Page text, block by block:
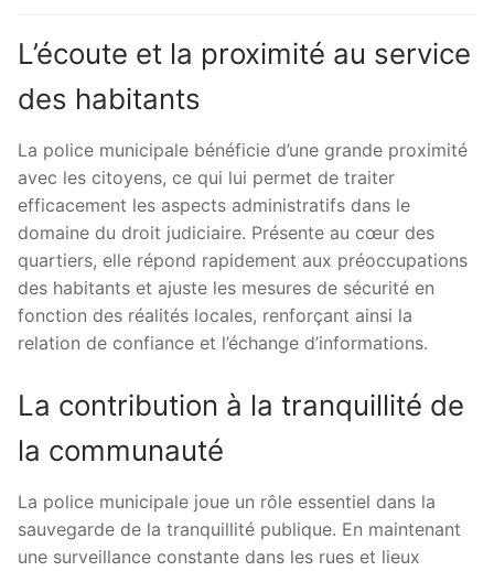
L’écoute et la proximité au service
des habitants
La police municipale bénéficie d’une grande proximité
avec les citoyens, ce qui lui permet de traiter
efficacement les aspects administratifs dans le
domaine du droit judiciaire. Présente au cœur des
quartiers, elle répond rapidement aux préoccupations
des habitants et ajuste les mesures de sécurité en
fonction des réalités locales, renforçant ainsi la
relation de confiance et l’échange d’informations.
La contribution à la tranquillité de
la communauté
La police municipale joue un rôle essentiel dans la
sauvegarde de la tranquillité publique. En maintenant
une surveillance constante dans les rues et lieux